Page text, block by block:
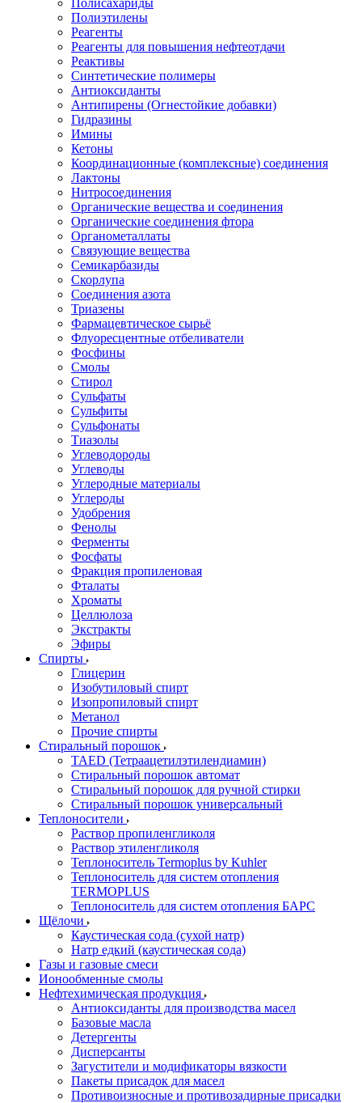
Полисахариды
Полиэтилены
Реагенты
Реагенты для повышения нефтеотдачи
Реактивы
Синтетические полимеры
Антиоксиданты
Антипирены (Огнестойкие добавки)
Гидразины
Имины
Кетоны
Координационные (комплексные) соединения
Лактоны
Нитросоединения
Органические вещества и соединения
Органические соединения фтора
Органометаллаты
Связующие вещества
Семикарбазиды
Скорлупа
Соединения азота
Триазены
Фармацевтическое сырьё
Флуоресцентные отбеливатели
Фосфины
Смолы
Стирол
Сульфаты
Сульфиты
Сульфонаты
Тиазолы
Углеводороды
Углеводы
Углеродные материалы
Углероды
Удобрения
Фенолы
Ферменты
Фосфаты
Фракция пропиленовая
Фталаты
Хроматы
Целлюлоза
Экстракты
Эфиры
Спирты
Глицерин
Изобутиловый спирт
Изопропиловый спирт
Метанол
Прочие спирты
Стиральный порошок
TAED (Тетраацетилэтилендиамин)
Стиральный порошок автомат
Стиральный порошок для ручной стирки
Стиральный порошок универсальный
Теплоносители
Раствор пропиленгликоля
Раствор этиленгликоля
Теплоноситель Termoplus by Kuhler
Теплоноситель для систем отопления
TERMOPLUS
Теплоноситель для систем отопления БАРС
Щёлочи
Каустическая сода (сухой натр)
Натр едкий (каустическая сода)
Газы и газовые смеси
Ионообменные смолы
Нефтехимическая продукция
Антиоксиданты для производства масел
Базовые масла
Детергенты
Дисперсанты
Загустители и модификаторы вязкости
Пакеты присадок для масел
Противоизносные и противозадирные присадки